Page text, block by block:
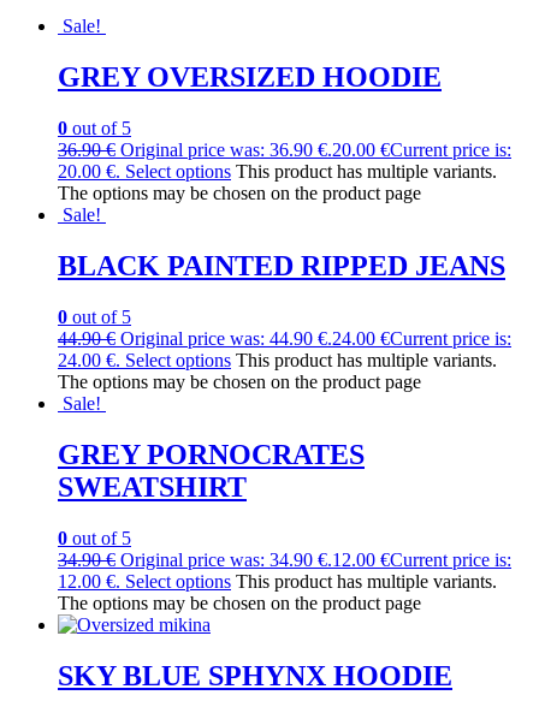
Sale!
GREY OVERSIZED HOODIE
0 out of 5
36.90€ Original price was: 36.90 €.20.00 €Current price is:
20.00 €. Select options This product has multiple variants.
The options may be chosen on the product page
Sale!
BLACK PAINTED RIPPED JEANS
0 out of 5
44.90€ Original price was: 44.90 €.24.00 €Current price is:
24.00 €. Select options This product has multiple variants.
The options may be chosen on the product page
Sale!
GREY PORNOCRATES
SWEATSHIRT
0 out of 5
34.90€ Original price was: 34.90 €.12.00 €Current price is:
12.00 €. Select options This product has multiple variants.
The options may be chosen on the product page
SKY BLUE SPHYNX HOODIE